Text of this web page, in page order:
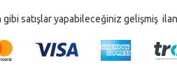
satışlar yapabileceğiniz gelişmiş ilan